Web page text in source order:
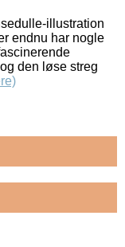
illustration
endnu har nogle
den løse streg